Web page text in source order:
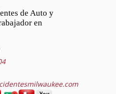
de Auto y
en